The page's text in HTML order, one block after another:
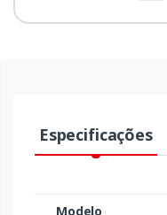
Especificações
Modelo